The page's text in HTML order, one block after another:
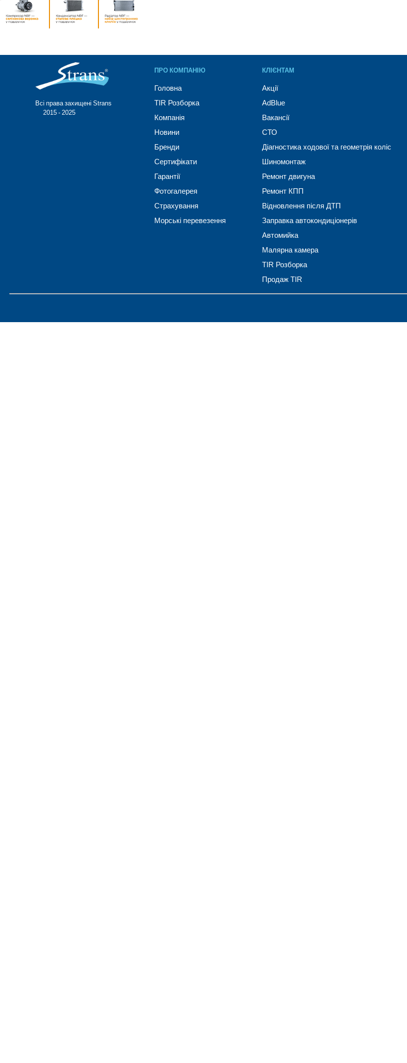
Всі права захищені Strans®
© 2015 - 2025
ПРО КОМПАНІЮ
Головна
TIR Розборка
Компанія
Новини
Бренди
Сертифікати
Гарантії
Фотогалерея
Страхування
Морські перевезення
КЛІЄНТАМ
Акції
AdBlue
Вакансії
СТО
Діагностика ходової та геометрія коліс
Шиномонтаж
Ремонт двигуна
Ремонт КПП
Відновлення після ДТП
Заправка автокондиціонерів
Автомийка
Малярна камера
TIR Розборка
Продаж TIR